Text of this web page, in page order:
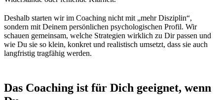
Deshalb starten wir im Coaching nicht mit „mehr Disziplin“,
sondern mit Deinem persönlichen psychologischen Profil. Wir
schauen gemeinsam, welche Strategien wirklich zu Dir passen und
wie Du sie so klein, konkret und realistisch umsetzt, dass sie auch
langfristig tragfähig werden.
Das Coaching ist für Dich geeignet, wenn